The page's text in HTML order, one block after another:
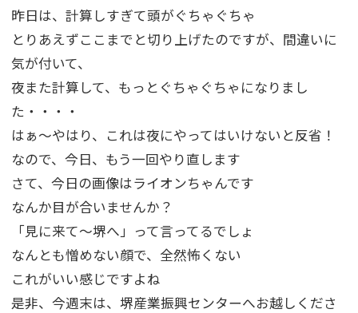
昨日は、計算しすぎて頭がぐちゃぐちゃ
とりあえずここまでと切り上げたのですが、間違いに
気が付いて、
夜また計算して、もっとぐちゃぐちゃになりまし
た・・・・
はぁ～やはり、これは夜にやってはいけないと反省！
なので、今日、もう一回やり直します
さて、今日の画像はライオンちゃんです
なんか目が合いませんか？
「見に来て～堺へ」って言ってるでしょ
なんとも憎めない顔で、全然怖くない
これがいい感じですよね
是非、今週末は、堺産業振興センターへお越しくださ